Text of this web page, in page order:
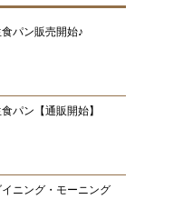
パン販売開始♪
パン【通販開始】
ニング・モーニング